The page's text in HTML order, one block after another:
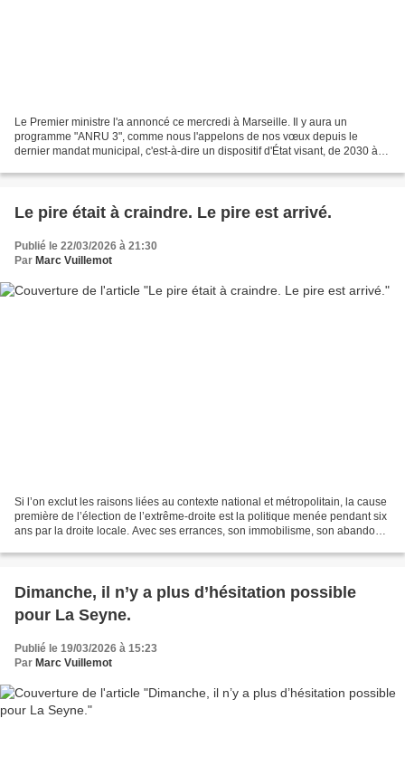
Le Premier ministre l'a annoncé ce mercredi à Marseille. Il y aura un
programme "ANRU 3", comme nous l'appelons de nos vœux depuis le
dernier mandat municipal, c'est-à-dire un dispositif d'État visant, de 2030 à
Le pire était à craindre. Le pire est arrivé.
Publié le 22/03/2026 à 21:30
Par Marc Vuillemot
Si l’on exclut les raisons liées au contexte national et métropolitain, la cause
première de l’élection de l’extrême-droite est la politique menée pendant six
ans par la droite locale. Avec ses errances, son immobilisme, son abandon
Dimanche, il n’y a plus d’hésitation possible
pour La Seyne.
Publié le 19/03/2026 à 15:23
Par Marc Vuillemot